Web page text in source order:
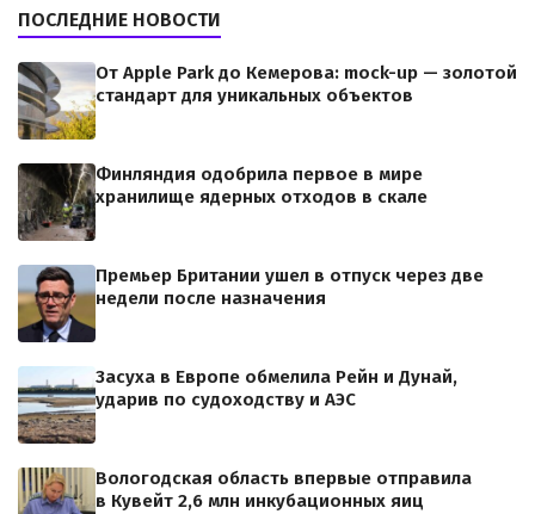
ПОСЛЕДНИЕ НОВОСТИ
От Apple Park до Кемерова: mock-up — золотой
стандарт для уникальных объектов
Финляндия одобрила первое в мире
хранилище ядерных отходов в скале
Премьер Британии ушел в отпуск через две
недели после назначения
Засуха в Европе обмелила Рейн и Дунай,
ударив по судоходству и АЭС
Вологодская область впервые отправила
в Кувейт 2,6 млн инкубационных яиц